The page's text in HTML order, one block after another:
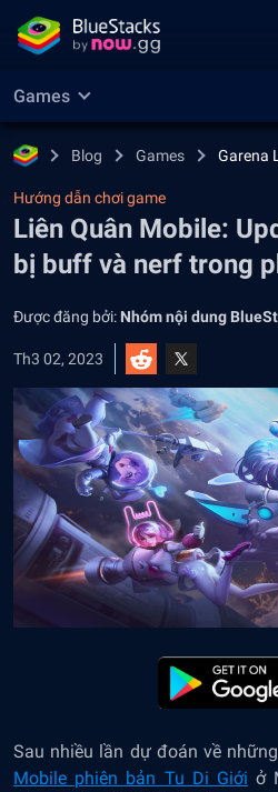
Games
Blog Games Garena
Hướng dẫn chơi game
Liên Quân Mobile:
bị buff và nerf trong
Được đăng bởi: Nhóm nội dung
Th3 02, 2023
Sau nhiều lần dự đoán về
Mobile phiên bản Tu Di Giới ở